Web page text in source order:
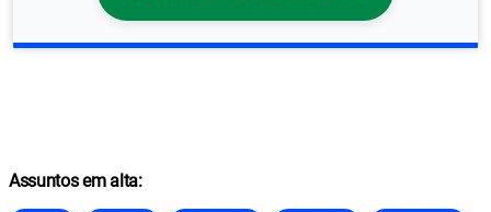
Assuntos em alta: